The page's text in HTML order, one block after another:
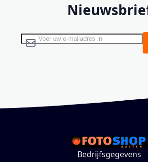
Abonneer u op onze nieuwsbrief
Bedrijfsgegevens